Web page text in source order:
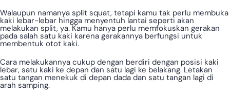
Walaupun namanya split squat, tetapi kamu tak perlu membuka
kaki lebar-lebar hingga menyentuh lantai seperti akan
melakukan split, ya. Kamu hanya perlu memfokuskan gerakan
pada salah satu kaki karena gerakannya berfungsi untuk
membentuk otot kaki.
Cara melakukannya cukup dengan berdiri dengan posisi kaki
lebar, satu kaki ke depan dan satu lagi ke belakang. Letakan
satu tangan menekuk di depan dada dan satu tangan lagi di
arah samping.